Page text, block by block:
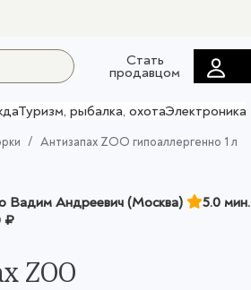
Стать
продавцом
Туризм, рыбалка, охотаЭлектроника
Антизапах ZOO гипоаллергенно 1 л
Вадим Андреевич (Москва)
5.0 мин.
₽
ZOO